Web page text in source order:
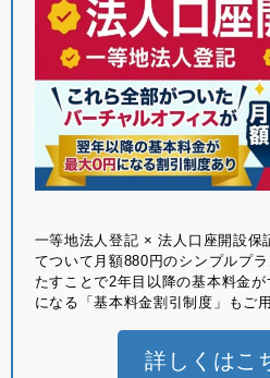
⼀等地法⼈登記 × 法⼈⼝座開設
てついて月額880円のシンプルプ
たすことで2年目以降の基本料金
になる「基本料金割引制度」もご
詳しくはこ